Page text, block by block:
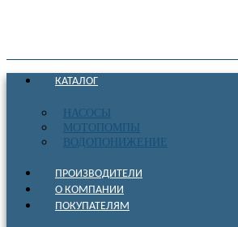
КАТАЛОГ
НАСОСЫ
МОТОПОМПЫ
ВОДОПОНИЖЕНИЕ
ПРОИЗВОДИТЕЛИ
О КОМПАНИИ
ПОКУПАТЕЛЯМ